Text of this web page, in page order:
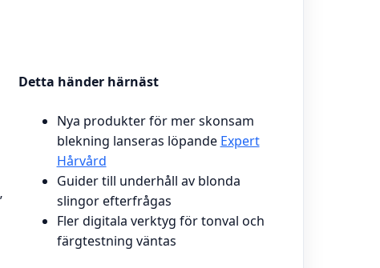
Detta händer härnäst
Nya produkter för mer skonsam
blekning lanseras löpande Expert
Hårvård
Guider till underhåll av blonda
slingor efterfrågas
Fler digitala verktyg för tonval och
färgtestning väntas